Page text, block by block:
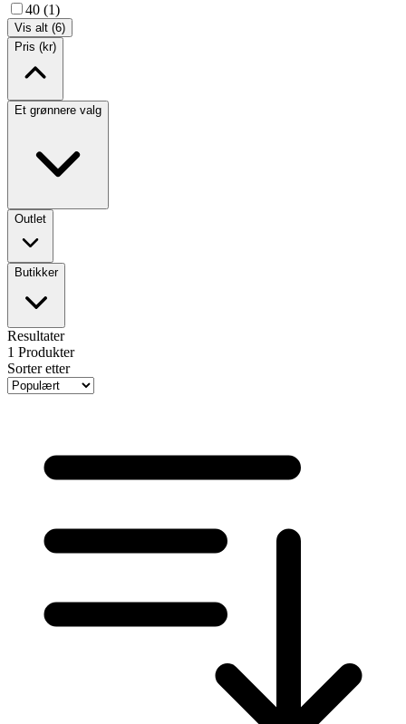
40 (1)
Vis alt (6)
Pris (kr)
Et grønnere valg
Outlet
Butikker
Resultater
1 Produkter
Sorter etter